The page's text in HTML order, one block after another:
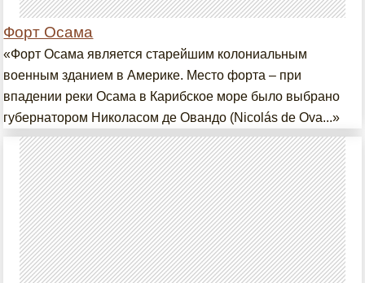
Форт Осама
«Форт Осама является старейшим колониальным
военным зданием в Америке. Место форта – при
впадении реки Осама в Карибское море было выбрано
губернатором Николасом де Овандо (Nicolás de Ova...»